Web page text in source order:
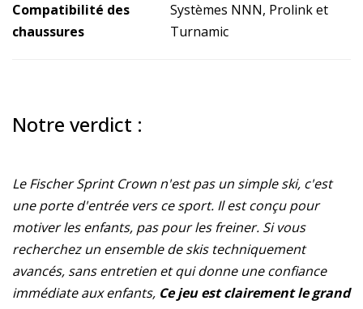
Compatibilité des
chaussures
Systèmes NNN, Prolink et
Turnamic
Notre verdict :
Le Fischer Sprint Crown n'est pas un simple ski, c'est
une porte d'entrée vers ce sport. Il est conçu pour
motiver les enfants, pas pour les freiner. Si vous
recherchez un ensemble de skis techniquement
avancés, sans entretien et qui donne une confiance
immédiate aux enfants, Ce jeu est clairement le grand